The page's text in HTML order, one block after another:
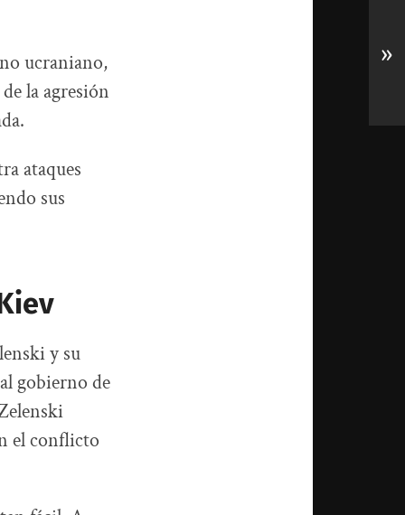
ucraniano,
la agresión
ataques
sus
y su
gobierno de
el conflicto
»